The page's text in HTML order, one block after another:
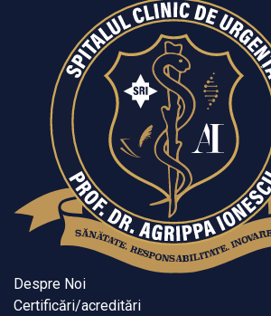
Despre Noi
Certificări/acreditări